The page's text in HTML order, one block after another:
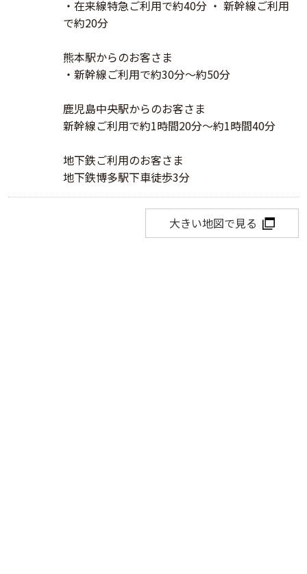
・在来線特急ご利用で約40分 ・ 新幹線ご利用
で約20分
熊本駅からのお客さま
・新幹線ご利用で約30分～約50分
鹿児島中央駅からのお客さま
新幹線ご利用で約1時間20分～約1時間40分
地下鉄ご利用のお客さま
地下鉄博多駅下車徒歩3分
大きい地図で見る